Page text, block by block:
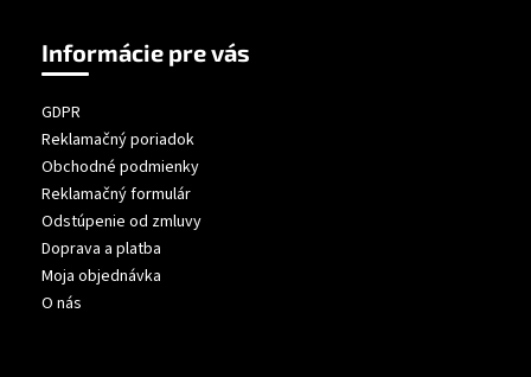
Informácie pre vás
GDPR
Reklamačný poriadok
Obchodné podmienky
Reklamačný formulár
Odstúpenie od zmluvy
Doprava a platba
Moja objednávka
O nás